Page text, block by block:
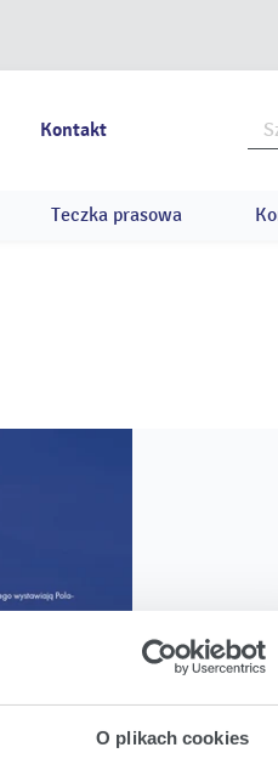
O plikach cookies
Kontakt
Teczka prasowa
29.04.2022